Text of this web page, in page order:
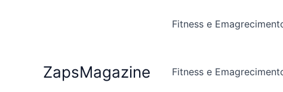
ZapsMagazine
Fitness e
Fitness e